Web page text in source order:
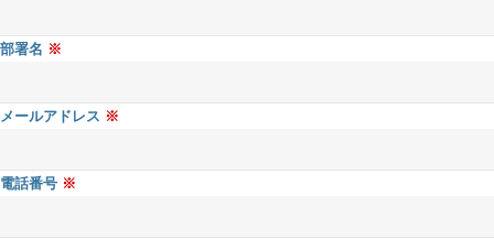
部署名
メールアドレス
電話番号